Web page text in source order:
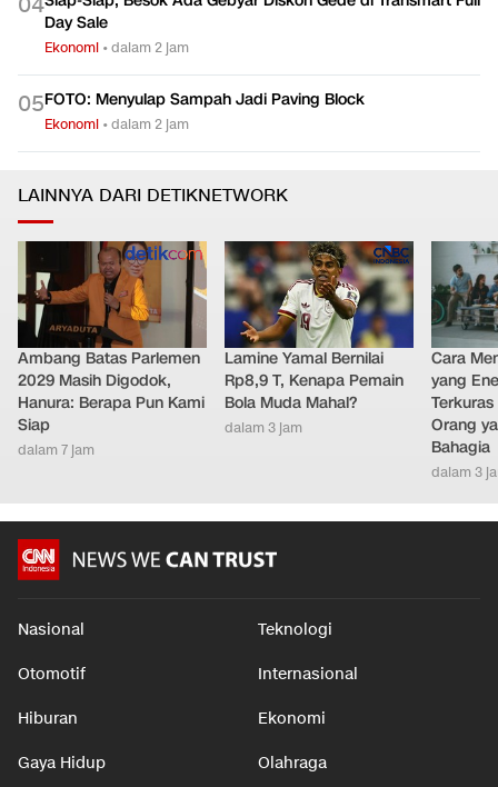
04
Day Sale
Ekonomi •dalam 2 jam
05FOTO: Menyulap Sampah Jadi Paving Block
Ekonomi •dalam 2 jam
LAINNYA DARI DETIKNETWORK
Ambang Batas Parlemen
2029 Masih Digodok,
Hanura: Berapa Pun Kami
Siap
dalam 7 jam
Lamine Yamal Bernilai
Rp8,9 T, Kenapa Pemain
Bola Muda Mahal?
dalam 3 jam
Cara
yang
Orang
Bahagia
dalam 3
Nasional Teknologi
Otomotif Internasional
Hiburan Ekonomi
Gaya Hidup Olahraga